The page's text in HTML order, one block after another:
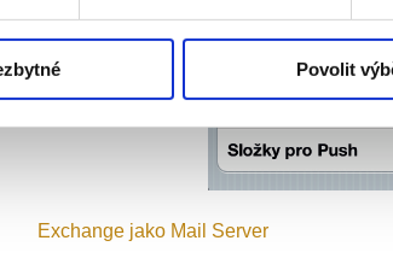
Povolit
Exchange jako Mail Server